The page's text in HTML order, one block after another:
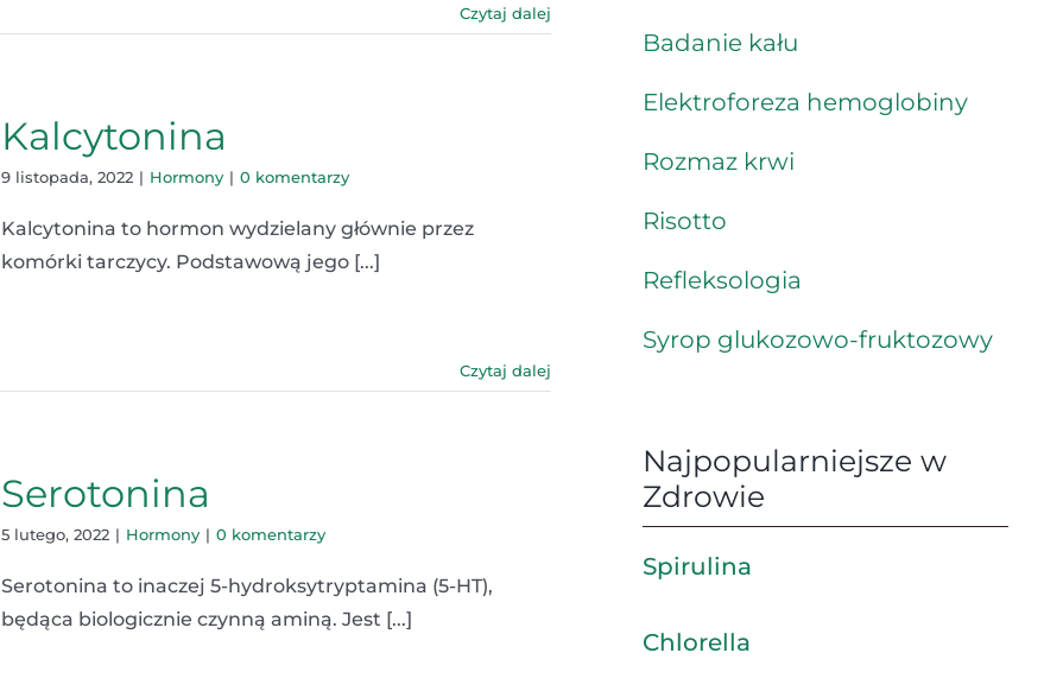
Czytaj dalej
Kalcytonina
9 listopada, 2022 | Hormony | 0 komentarzy
Kalcytonina to hormon wydzielany głównie przez
komórki tarczycy. Podstawową jego [...]
Czytaj dalej
Serotonina
5 lutego, 2022 | Hormony | 0 komentarzy
Serotonina to inaczej 5-hydroksytryptamina (5-HT),
będąca biologicznie czynną aminą. Jest [...]
Badanie kału
Elektroforeza hemoglobiny
Rozmaz krwi
Risotto
Refleksologia
Syrop glukozowo-fruktozowy
Najpopularniejsze w
Zdrowie
Spirulina
Chlorella